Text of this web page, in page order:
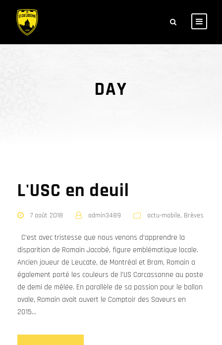
DAY
L'USC en deuil
7 août 2018 admin3489 actu-mobile, Brèves
C’est avec tristesse que nous venons d’apprendre la
disparition de Romain Jacobé, figure emblématique locale.
Ancien joueur de Leucate, de Montréal et Bram, Romain a
également porté les couleurs de l’US Carcassonne au poste
de demi de mêlée. En parallèle de sa passion pour le ballon
ovale, Romain avait ouvert le Comptoir des Saveurs en
2015...